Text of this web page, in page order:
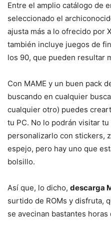
Entre el amplio catálogo de
seleccionado el
ajusta más a lo ofrecido por
también incluye juegos de
los 90, que pueden resultar
Con MAME y un buen pack
buscando en cualquier
cualquier otro) puedes
tu PC. No lo podrán visitar
personalizarlo con stickers,
espejo, pero hay uno que
bolsillo.
Así que, lo dicho, descarga
surtido de ROMs y disfruta,
se avecinan bastantes